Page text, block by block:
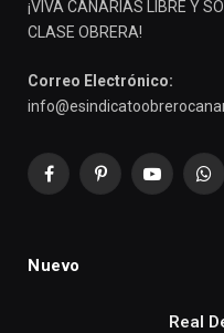
¡VIVA CANARIAS LIBRE Y
CLASE OBRERA!
Correo Electrónico:
FacebookPinterestYouTube
Nuevo
Real